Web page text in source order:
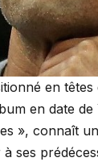
en
en date de
», connaît
ses